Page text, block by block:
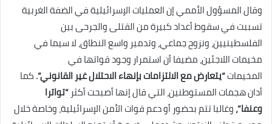
وقال المسؤول الأممي إن العمليات الإسرائيلية في الضفة الغربية
تسببت في سقوط أعداد كبيرة من القتلى والجرحى بين
الفلسطينيين، ونزوح جماعي، وتدمير واسع النطاق، لا سيما في
مخيمات اللاجئين، مضيفا أن استمرار وجود قواتها في
المخيمات“يتعارض مع الالتزامات بإنهاء الاحتلال غير القانوني”.كما
أدان هجمات المستوطنين، التي قال إنها أصبحت أكثر“تواترا
وعنفا”،وغالبا تتم بحضور أو دعم قوات الأمن الإسرائيلية، وخاصة خلال